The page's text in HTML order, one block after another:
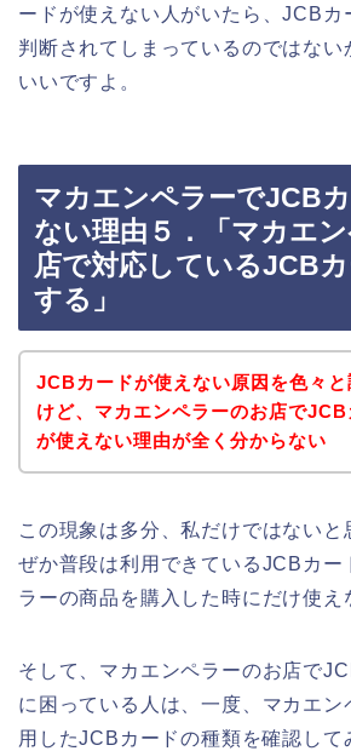
ードが使えない人がいたら、JCBカ
判断されてしまっているのではない
いいですよ。
マカエンペラーでJCB
ない理由５．「マカエ
店で対応しているJCB
する」
JCBカードが使えない原因を色々と
けど、マカエンペラーのお店でJCB
が使えない理由が全く分からない
この現象は多分、私だけではないと
ぜか普段は利用できているJCBカー
ラーの商品を購入した時にだけ使え
そして、マカエンペラーのお店で
に困っている人は、一度、マカエン
用したJCBカードの種類を確認して